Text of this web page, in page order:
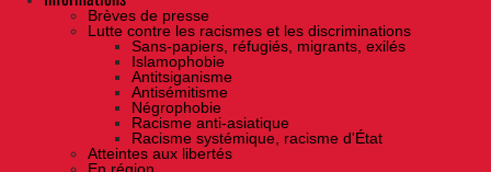
Brèves de presse
Lutte contre les racismes et les discriminations
Sans-papiers, réfugiés, migrants, exilés
Islamophobie
Antitsiganisme
Antisémitisme
Négrophobie
Racisme anti-asiatique
Racisme systémique, racisme d'État
Atteintes aux libertés